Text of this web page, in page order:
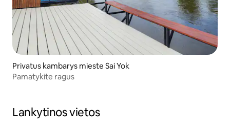
Privatus kambarys mieste Sai Yok
Pamatykite ragus
Lankytinos vietos